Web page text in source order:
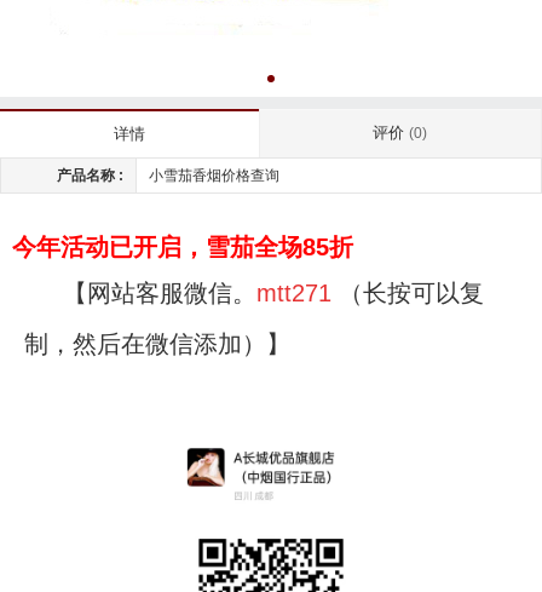
详情 评价(0)
产品名称 : 小雪茄香烟价格查询
今年活动已开启，雪茄全场85折
【网站客服微信。 mtt271 （长按可以复
制，然后在微信添加）】